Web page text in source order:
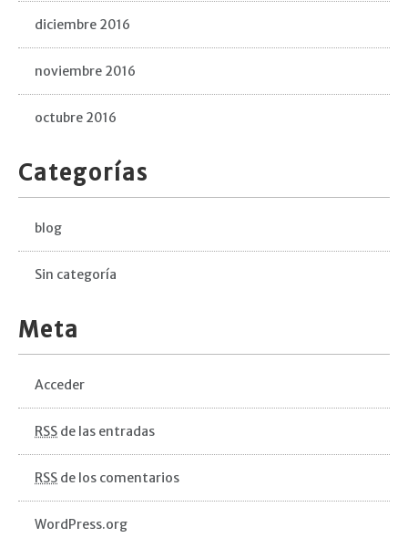
diciembre 2016
noviembre 2016
octubre 2016
Categorías
blog
Sin categoría
Meta
Acceder
RSS de las entradas
RSS de los comentarios
WordPress.org